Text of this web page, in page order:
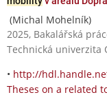
(Michal Mohelník)
2025, Bakalářská
Technická univerzita
• http://
Theses on a related